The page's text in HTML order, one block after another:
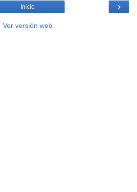
›
Inicio
Ver versión web